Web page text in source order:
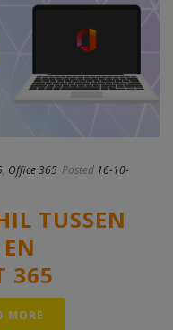
, Office 365 Posted 16-10-
TUSSEN
365
MORE